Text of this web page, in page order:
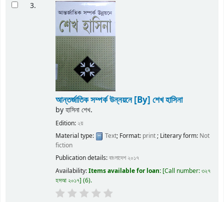
3.
আন্তর্জাতিক সম্পর্ক উন্নয়নে[By] শেখ হাসিনা
byহাসিনা শেখ.
Edition: ২য়
Material type:
Text; Format: print; Literary form: Not
fiction
Publication details:বাংলাদেশ ২০১৭
Availability:Items available for loan: Call number:৩২৭
হসআ ২০১৭ (6).